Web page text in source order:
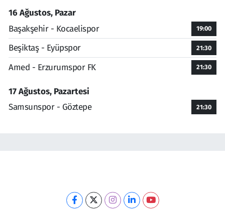
16 Ağustos, Pazar
Başakşehir - Kocaelispor
19:00
Beşiktaş - Eyüpspor 21:30
Amed - Erzurumspor FK 21:30
17 Ağustos, Pazartesi
Samsunspor - Göztepe
21:30